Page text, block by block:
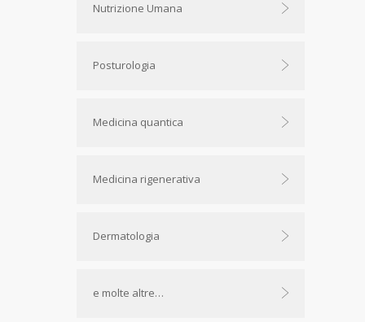
Nutrizione Umana
Posturologia
Medicina quantica
Medicina rigenerativa
Dermatologia
e molte altre…